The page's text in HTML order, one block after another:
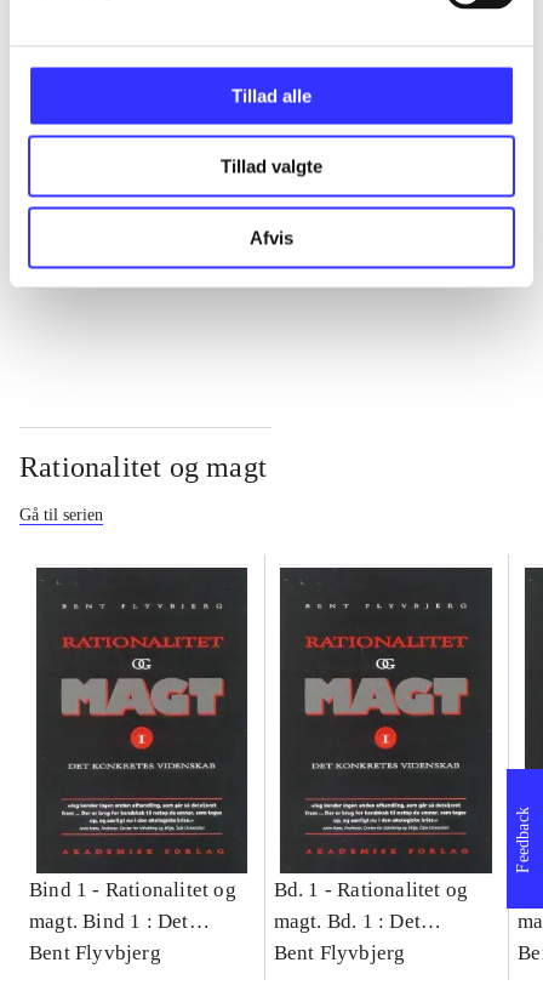
Tillad alle
Tillad valgte
Afvis
...
...
Rationalitet og magt
Gå til serien
Bind 1 - Rationalitet og
magt. Bind 1 : Det
konkretes videnskab
Bent Flyvbjerg
Bd. 1 -Rationalitet og
magt. Bd. 1 : Det
konkretes videnskab
Bent Flyvbjerg
Feedback